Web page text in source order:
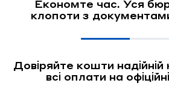
Економте час. Уся
клопоти з
Довіряйте кошти надійній
всі оплати на